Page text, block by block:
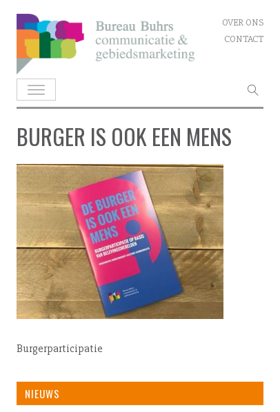
Skip
to
content
OVER ONS
CONTACT
BURGER IS OOK EEN MENS
Bur­ger­par­ti­ci­pa­tie
NIEUWS